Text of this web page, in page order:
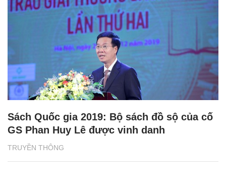
TRUYỀN THÔNG
Sách Quốc gia 2019: Bộ sách đồ sộ của cố
GS Phan Huy Lê được vinh danh